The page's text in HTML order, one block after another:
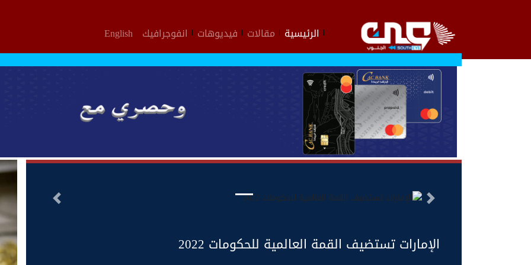
الرئيسية مقالات فيديوهات انفوجرافيك English
التالى السابق
الإمارات تستضيف القمة العالمية للحكومات 2022